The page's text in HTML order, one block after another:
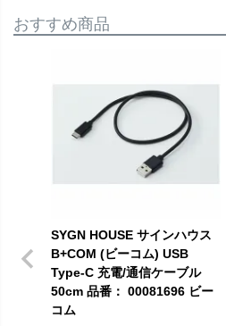
おすすめ商品
SYGN HOUSE サインハウス
B+COM (ビーコム) USB
Type-C 充電/通信ケーブル
50cm 品番： 00081696 ビー
コム